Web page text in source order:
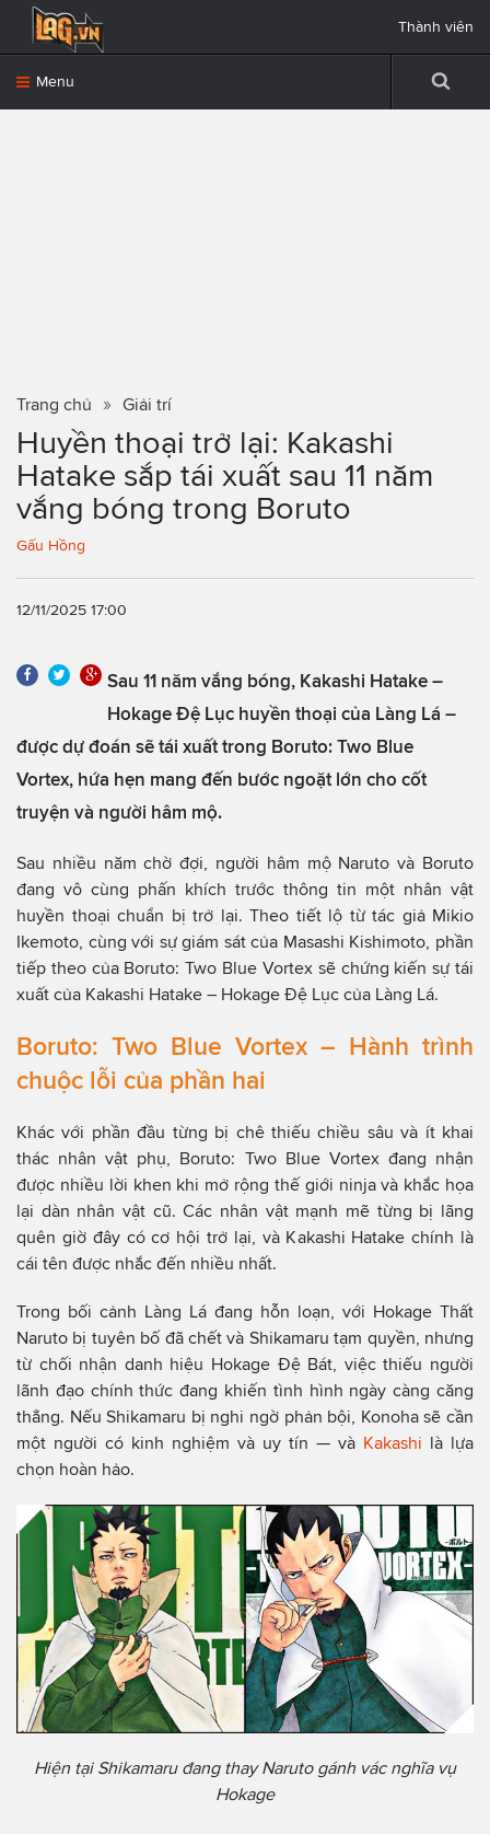
Menu
Thành viên
Trang chủ Giải trí
Huyền thoại trở lại: Kakashi
Hatake sắp tái xuất sau 11 năm
vắng bóng trong Boruto
Gấu Hồng
12/11/2025 17:00
Sau 11 năm vắng bóng, Kakashi Hatake –
Hokage Đệ Lục huyền thoại của Làng Lá –
được dự đoán sẽ tái xuất trong Boruto: Two Blue
Vortex, hứa hẹn mang đến bước ngoặt lớn cho cốt
truyện và người hâm mộ.
Sau nhiều năm chờ đợi, người hâm mộ Naruto và Boruto
đang vô cùng phấn khích trước thông tin một nhân vật
huyền thoại chuẩn bị trở lại. Theo tiết lộ từ tác giả Mikio
Ikemoto, cùng với sự giám sát của Masashi Kishimoto, phần
tiếp theo của Boruto: Two Blue Vortex sẽ chứng kiến sự tái
xuất của Kakashi Hatake – Hokage Đệ Lục của Làng Lá.
Boruto: Two Blue Vortex – Hành trình
chuộc lỗi của phần hai
Khác với phần đầu từng bị chê thiếu chiều sâu và ít khai
thác nhân vật phụ, Boruto: Two Blue Vortex đang nhận
được nhiều lời khen khi mở rộng thế giới ninja và khắc họa
lại dàn nhân vật cũ. Các nhân vật mạnh mẽ từng bị lãng
quên giờ đây có cơ hội trở lại, và Kakashi Hatake chính là
cái tên được nhắc đến nhiều nhất.
Trong bối cảnh Làng Lá đang hỗn loạn, với Hokage Thất
Naruto bị tuyên bố đã chết và Shikamaru tạm quyền, nhưng
từ chối nhận danh hiệu Hokage Đệ Bát, việc thiếu người
lãnh đạo chính thức đang khiến tình hình ngày càng căng
thẳng. Nếu Shikamaru bị nghi ngờ phản bội, Konoha sẽ cần
một người có kinh nghiệm và uy tín — và Kakashi là lựa
chọn hoàn hảo.
Hiện tại Shikamaru đang thay Naruto gánh vác nghĩa vụ
Hokage